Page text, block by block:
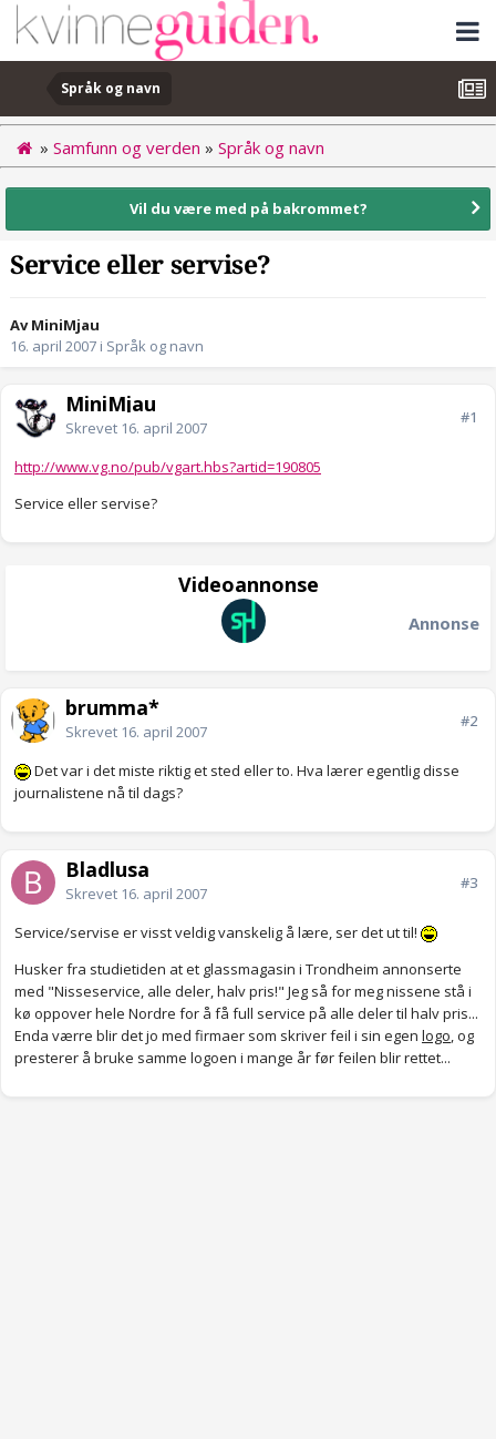
Språk og navn
» Samfunn og verden » Språk og navn
Vil du være med på bakrommet?
Service eller servise?
Av MiniMjau
16. april 2007 i Språk og navn
MiniMjau
Skrevet 16. april 2007
#1
http://www.vg.no/pub/vgart.hbs?artid=190805
Service eller servise?
Videoannonse
Annonse
brumma*
Skrevet 16. april 2007
#2
Det var i det miste riktig et sted eller to. Hva lærer egentlig disse
journalistene nå til dags?
Bladlusa
Skrevet 16. april 2007
#3
Service/servise er visst veldig vanskelig å lære, ser det ut til!
Husker fra studietiden at et glassmagasin i Trondheim annonserte
med "Nisseservice, alle deler, halv pris!" Jeg så for meg nissene stå i
kø oppover hele Nordre for å få full service på alle deler til halv pris...
Enda værre blir det jo med firmaer som skriver feil i sin egen logo, og
presterer å bruke samme logoen i mange år før feilen blir rettet...